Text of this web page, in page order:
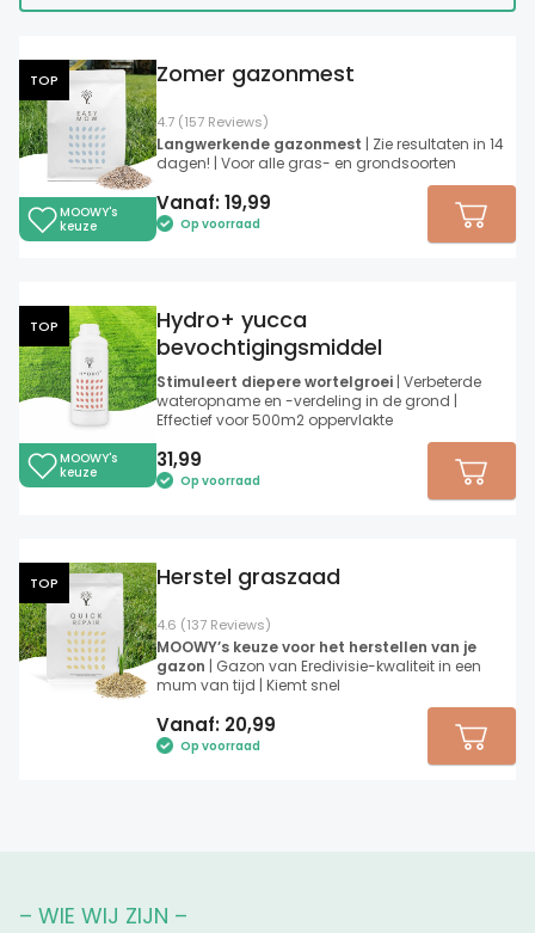
TOP
MOOWY's
keuze
4.7 (157 Reviews)
Zomer gazonmest
Langwerkende gazonmest | Zie resultaten in 14
dagen! | Voor alle gras- en grondsoorten
Vanaf: 19,99
Op voorraad
TOP
MOOWY's
keuze
Hydro+ yucca
bevochtigingsmiddel
Stimuleert diepere wortelgroei | Verbeterde
wateropname en -verdeling in de grond |
Effectief voor 500m2 oppervlakte
31,99
Op voorraad
TOP
4.6 (137 Reviews)
Herstel graszaad
MOOWY’s keuze voor het herstellen van je
gazon | Gazon van Eredivisie-kwaliteit in een
mum van tijd | Kiemt snel
Vanaf: 20,99
Op voorraad
– WIE WIJ ZIJN –